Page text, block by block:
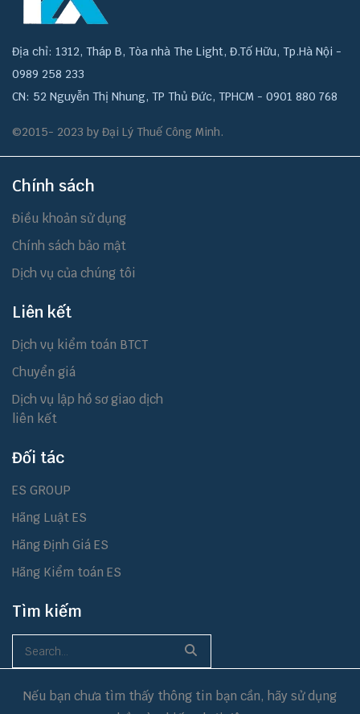
Địa chỉ: 1312, Tháp B, Tòa nhà The Light, Đ.Tố Hữu, Tp.Hà Nội -
0989 258 233
CN: 52 Nguyễn Thị Nhung, TP Thủ Đức, TPHCM - 0901 880 768
©2015- 2023 by Đại Lý Thuế Công Minh.
Chính sách
Điều khoản sử dụng
Chính sách bảo mật
Dịch vụ của chúng tôi
Liên kết
Dịch vụ kiểm toán BTCT
Chuyển giá
Dịch vụ lập hồ sơ giao dịch
liên kết
Đối tác
ES GROUP
Hãng Luật ES
Hãng Định Giá ES
Hãng Kiểm toán ES
Tìm kiếm
Nếu bạn chưa tìm thấy thông tin bạn cần, hãy sử dụng